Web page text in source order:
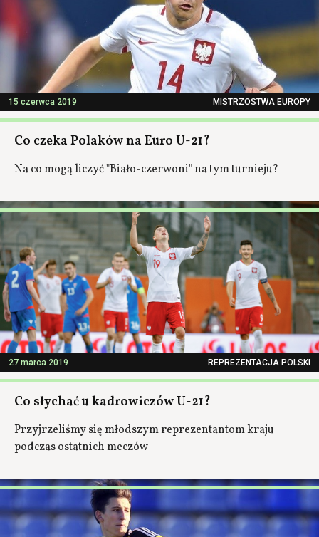
15 czerwca 2019 MISTRZOSTWA EUROPY
Co czeka Polaków na Euro U-21?
Na co mogą liczyć "Biało-czerwoni" na tym turnieju?
27 marca 2019 REPREZENTACJA POLSKI
Co słychać u kadrowiczów U-21?
Przyjrzeliśmy się młodszym reprezentantom kraju
podczas ostatnich meczów